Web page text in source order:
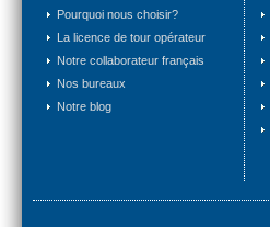
Pourquoi nous choisir?
La licence de tour opérateur
Notre collaborateur français
Nos bureaux
Notre blog